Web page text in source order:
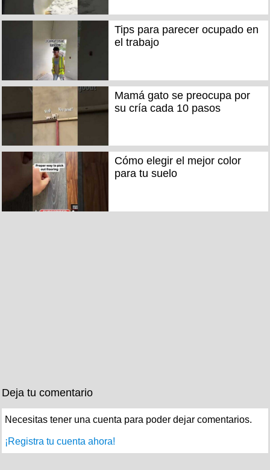
Tips para parecer ocupado en
el trabajo
Mamá gato se preocupa por
su cría cada 10 pasos
Cómo elegir el mejor color
para tu suelo
Deja tu comentario
Necesitas tener una cuenta para poder dejar comentarios.
¡Registra tu cuenta ahora!